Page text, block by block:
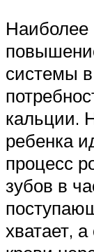
Наиболее
системы
кальции.
ребенка
процесс
зубов в
хватает,